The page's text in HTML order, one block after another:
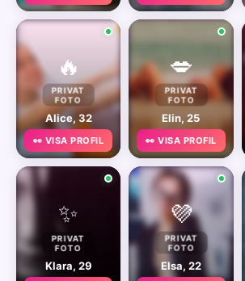
🔥
PRIVAT
FOTO
Alice, 32
👀 VISA PROFIL
💋
PRIVAT
FOTO
Elin, 25
👀 VISA PROFIL
✨
PRIVAT
FOTO
Klara, 29
💜
PRIVAT
FOTO
Elsa, 22